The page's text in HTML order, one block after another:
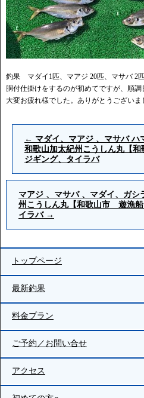
釣果 マダイ1匹、マアジ 20匹、マサバ 2匹
胴付仕掛けをするのが初めてですが、順調
大変お疲れ様でした。ありがとうございま
← マダイ、マアジ 、マサバ ハ
和歌山加太紀州こうしん丸【
ジギング、タイラバ
マアジ 、マサバ 、マダイ、ガシ
州こうしん丸【和歌山市 遊漁
イラバ →
トップページ
最新釣果
料金プラン
ご予約／お問い合せ
アクセス